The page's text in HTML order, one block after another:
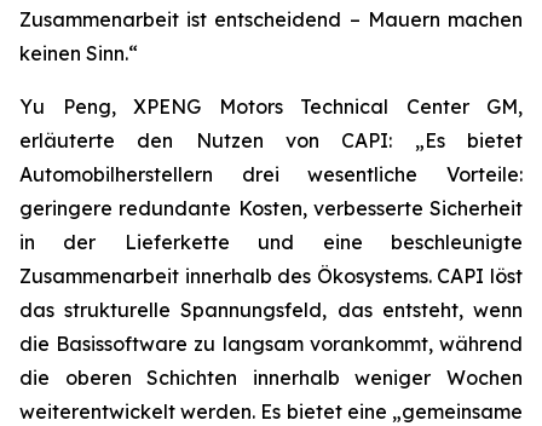
Zusammenarbeit ist entscheidend – Mauern machen
keinen Sinn.“
Yu Peng, XPENG Motors Technical Center GM,
erläuterte den Nutzen von CAPI: „Es bietet
Automobilherstellern drei wesentliche Vorteile:
geringere redundante Kosten, verbesserte Sicherheit
in der Lieferkette und eine beschleunigte
Zusammenarbeit innerhalb des Ökosystems. CAPI löst
das strukturelle Spannungsfeld, das entsteht, wenn
die Basissoftware zu langsam vorankommt, während
die oberen Schichten innerhalb weniger Wochen
weiterentwickelt werden. Es bietet eine „gemeinsame